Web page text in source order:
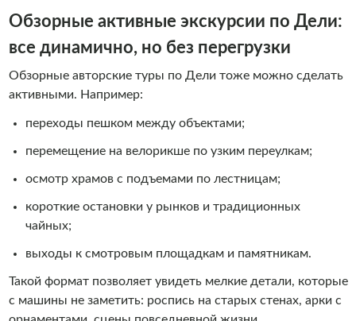
Обзорные активные экскурсии по Дели:
все динамично, но без перегрузки
Обзорные авторские туры по Дели тоже можно сделать
активными. Например:
переходы пешком между объектами;
перемещение на велорикше по узким переулкам;
осмотр храмов с подъемами по лестницам;
короткие остановки у рынков и традиционных
чайных;
выходы к смотровым площадкам и памятникам.
Такой формат позволяет увидеть мелкие детали, которые
с машины не заметить: роспись на старых стенах, арки с